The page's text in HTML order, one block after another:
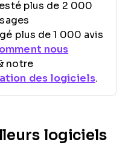
plus de 2 000
plus de 1 000 avis
nous
notre
des logiciels.
logiciels